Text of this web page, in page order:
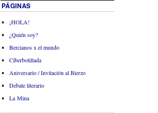
PÁGINAS
¡HOLA!
¿Quién soy?
Bercianos x el mundo
Ciberbotillada
Aniversario / Invitación al Bierzo
Debate literario
La Mina